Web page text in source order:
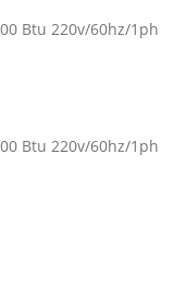
Btu 220v/60hz/1ph
Btu 220v/60hz/1ph